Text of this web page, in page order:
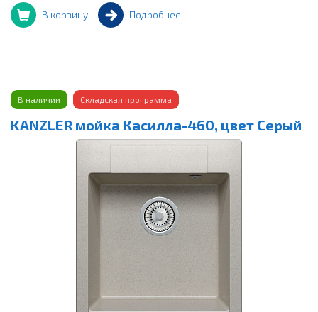
В корзину Подробнее
В наличии Складская программа
KANZLER мойка Касилла-460, цвет Серый